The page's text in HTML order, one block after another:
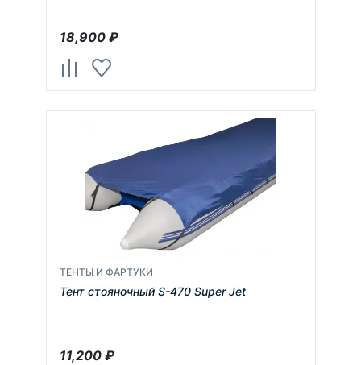
18,900₽
ТЕНТЫ И ФАРТУКИ
Тент стояночный S-470 Super Jet
11,200₽